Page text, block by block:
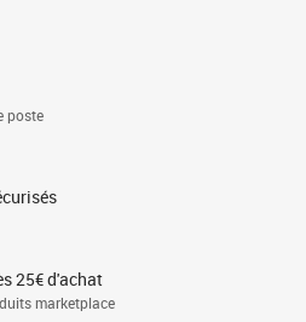
poste
25€ d'achat
marketplace